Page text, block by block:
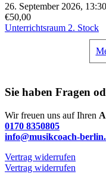
26. September 2026,
€50,00
Unterrichtsraum 2. Stock
Sie haben Fragen
Wir freuen uns auf Ihren
0170 8350805
info@musikcoach-
Vertrag widerrufen
Vertrag widerrufen